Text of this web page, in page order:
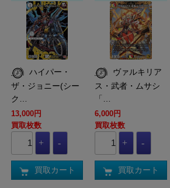
ザ・ジョニー(シー
ク…
13,000円
買取枚数
買取カート
ス・武者・ムサシ
「…
6,000円
買取枚数
買取カート